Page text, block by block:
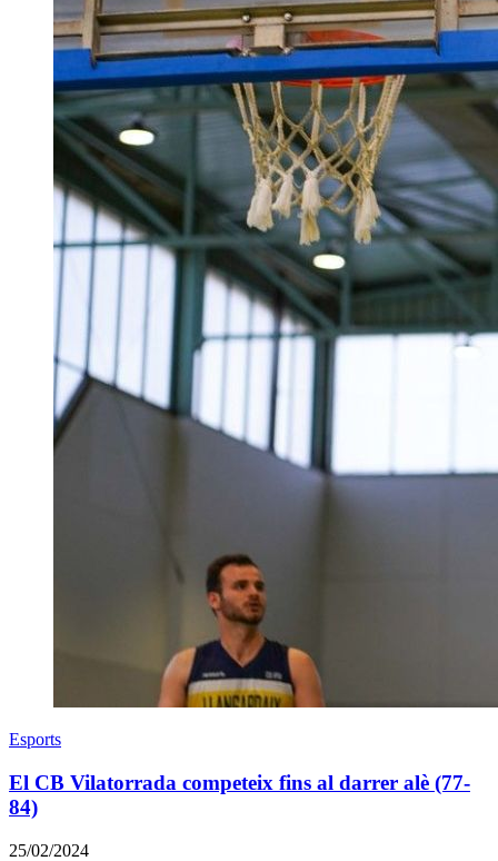
Esports
El CB Vilatorrada competeix fins al darrer alè (77-
84)
25/02/2024